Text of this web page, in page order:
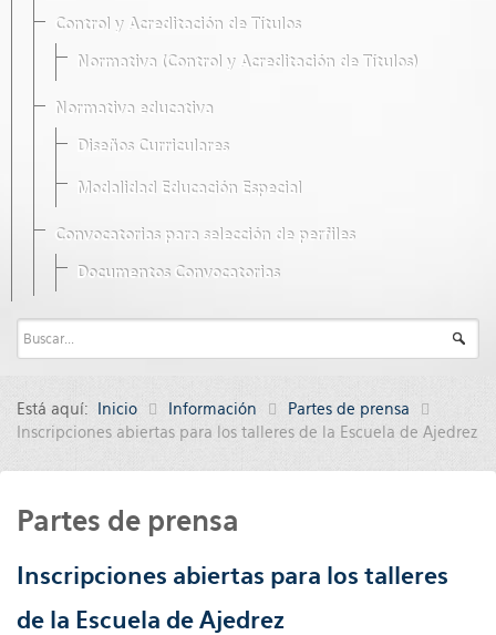
Control y Acreditación de Títulos
Normativa (Control y Acreditación de Títulos)
Normativa educativa
Diseños Curriculares
Modalidad Educación Especial
Convocatorias para selección de perfiles
Documentos Convocatorias
Está aquí: Inicio Información
Partes de prensa
Inscripciones abiertas para los talleres de la Escuela de Ajedrez
Partes de prensa
Inscripciones abiertas para los talleres
de la Escuela de Ajedrez